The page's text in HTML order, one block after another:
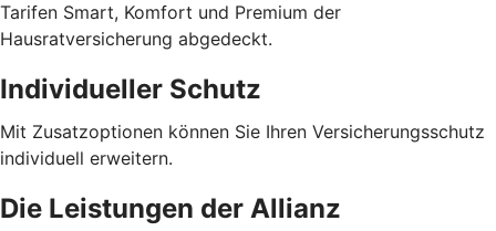
Tarifen Smart, Komfort und Premium der
Hausratversicherung abgedeckt.
Individueller Schutz
Mit Zusatzoptionen können Sie Ihren Versicherungsschutz
individuell erweitern.
Die Leistungen der Allianz